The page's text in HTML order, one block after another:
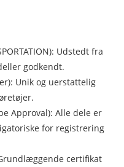
Udstedt fra
godkendt.
Unik og uerstattelig
Approval): Alle dele er
for registrering
certifikat